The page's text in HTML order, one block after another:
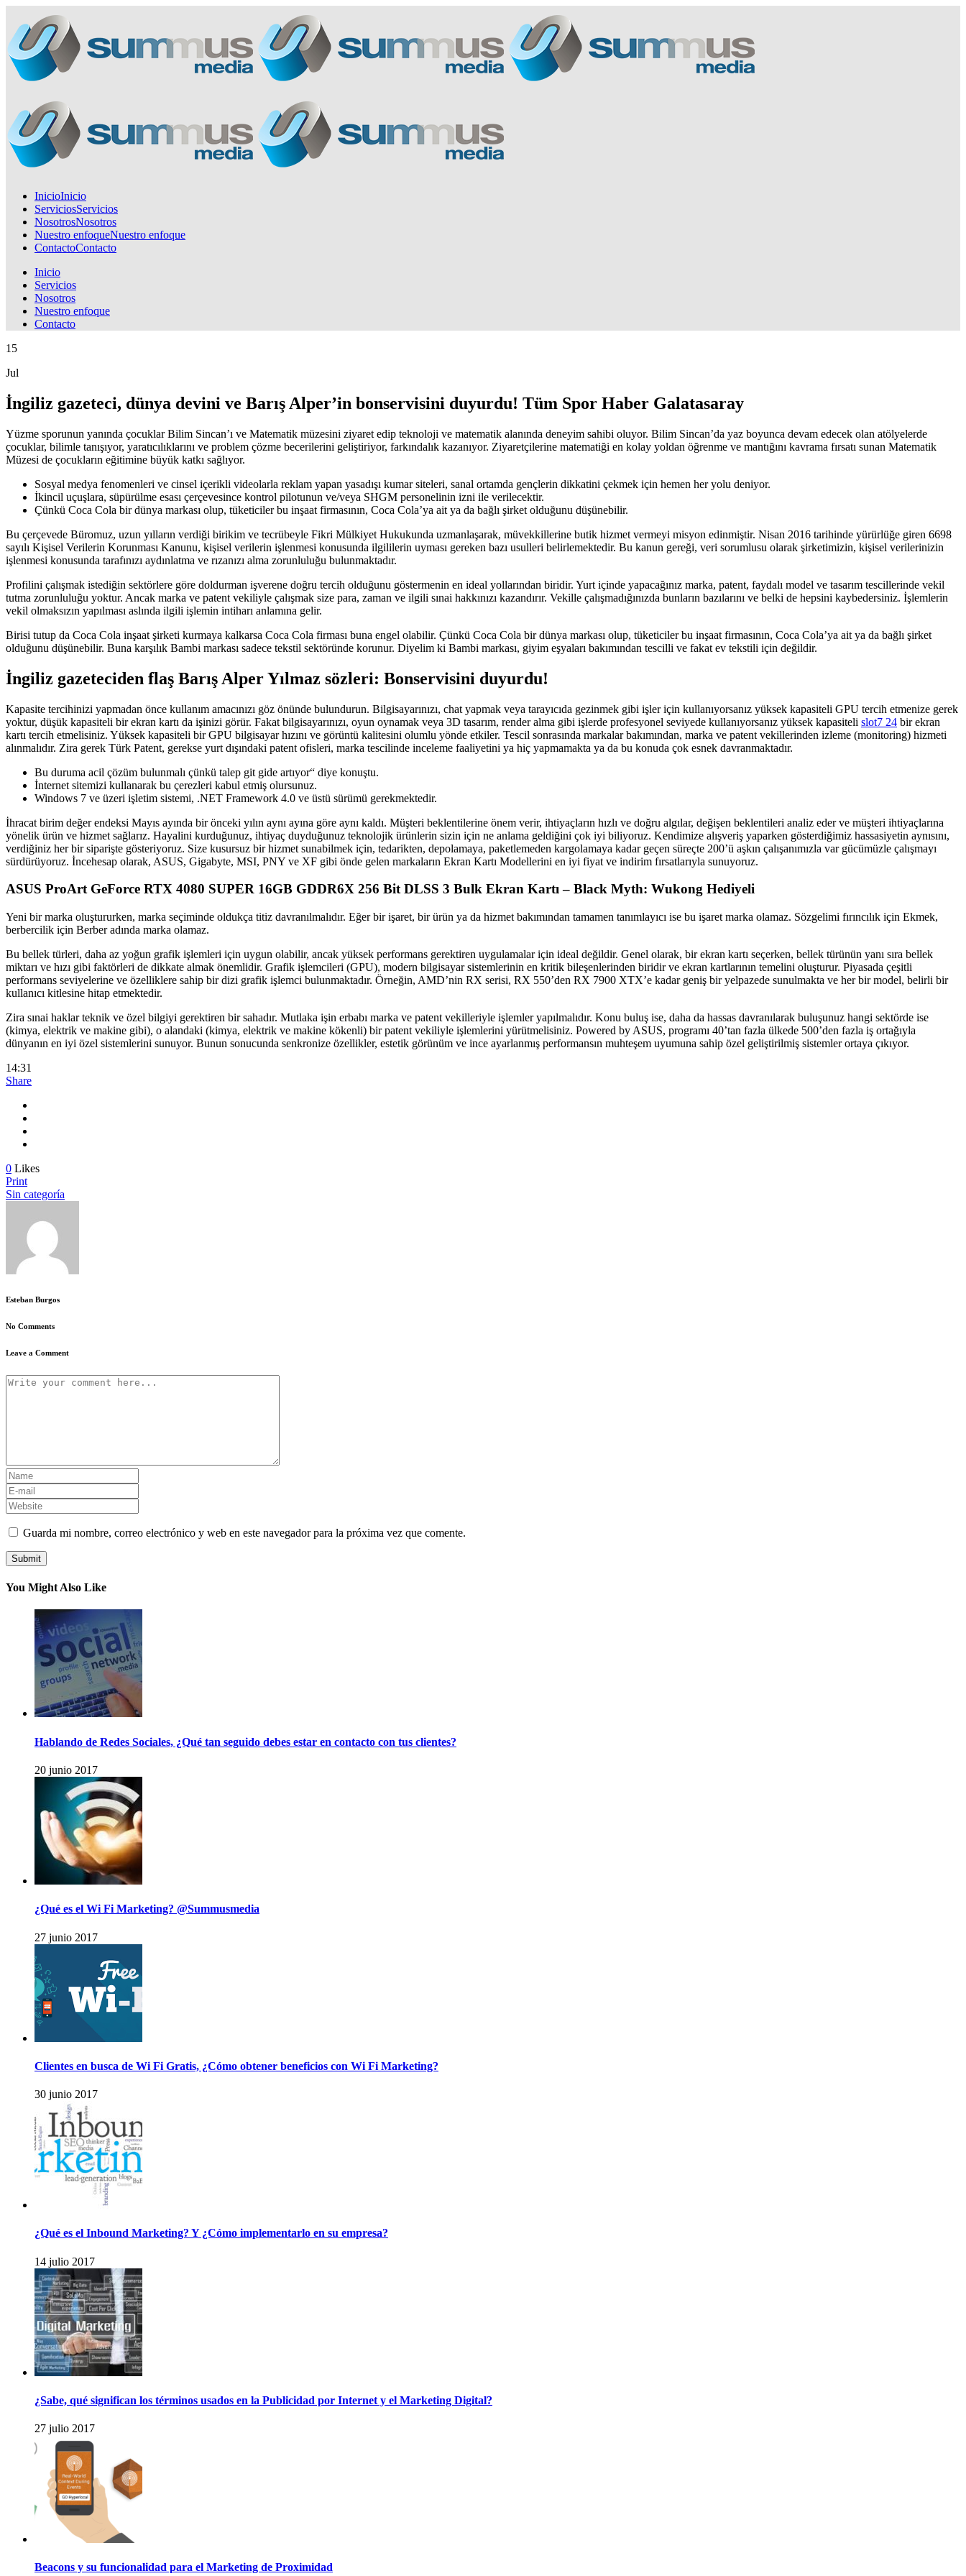
InicioInicio
ServiciosServicios
NosotrosNosotros
Nuestro enfoqueNuestro enfoque
ContactoContacto
Inicio
Servicios
Nosotros
Nuestro enfoque
Contacto
15
Jul
İngiliz gazeteci, dünya devini ve Barış Alper’in bonservisini duyurdu! Tüm Spor Haber Galatasaray
Yüzme sporunun yanında çocuklar Bilim Sincan’ı ve Matematik müzesini ziyaret edip teknoloji ve matematik alanında deneyim sahibi oluyor. Bilim Sincan’da yaz boyunca devam edecek olan atölyelerde
çocuklar, bilimle tanışıyor, yaratıcılıklarını ve problem çözme becerilerini geliştiriyor, farkındalık kazanıyor. Ziyaretçilerine matematiği en kolay yoldan öğrenme ve mantığını kavrama fırsatı sunan Matematik
Müzesi de çocukların eğitimine büyük katkı sağlıyor.
Sosyal medya fenomenleri ve cinsel içerikli videolarla reklam yapan yasadışı kumar siteleri, sanal ortamda gençlerin dikkatini çekmek için hemen her yolu deniyor.
İkincil uçuşlara, süpürülme esası çerçevesince kontrol pilotunun ve/veya SHGM personelinin izni ile verilecektir.
Çünkü Coca Cola bir dünya markası olup, tüketiciler bu inşaat firmasının, Coca Cola’ya ait ya da bağlı şirket olduğunu düşünebilir.
Bu çerçevede Büromuz, uzun yılların verdiği birikim ve tecrübeyle Fikri Mülkiyet Hukukunda uzmanlaşarak, müvekkillerine butik hizmet vermeyi misyon edinmiştir. Nisan 2016 tarihinde yürürlüğe giren 6698
sayılı Kişisel Verilerin Korunması Kanunu, kişisel verilerin işlenmesi konusunda ilgililerin uyması gereken bazı usulleri belirlemektedir. Bu kanun gereği, veri sorumlusu olarak şirketimizin, kişisel verilerinizin
işlenmesi konusunda tarafınızı aydınlatma ve rızanızı alma zorunluluğu bulunmaktadır.
Profilini çalışmak istediğin sektörlere göre doldurman işverene doğru tercih olduğunu göstermenin en ideal yollarından biridir. Yurt içinde yapacağınız marka, patent, faydalı model ve tasarım tescillerinde vekil
tutma zorunluluğu yoktur. Ancak marka ve patent vekiliyle çalışmak size para, zaman ve ilgili sınai hakkınızı kazandırır. Vekille çalışmadığınızda bunların bazılarını ve belki de hepsini kaybedersiniz. İşlemlerin
vekil olmaksızın yapılması aslında ilgili işlemin intiharı anlamına gelir.
Birisi tutup da Coca Cola inşaat şirketi kurmaya kalkarsa Coca Cola firması buna engel olabilir. Çünkü Coca Cola bir dünya markası olup, tüketiciler bu inşaat firmasının, Coca Cola’ya ait ya da bağlı şirket
olduğunu düşünebilir. Buna karşılık Bambi markası sadece tekstil sektöründe korunur. Diyelim ki Bambi markası, giyim eşyaları bakımından tescilli ve fakat ev tekstili için değildir.
İngiliz gazeteciden flaş Barış Alper Yılmaz sözleri: Bonservisini duyurdu!
Kapasite tercihinizi yapmadan önce kullanım amacınızı göz önünde bulundurun. Bilgisayarınızı, chat yapmak veya tarayıcıda gezinmek gibi işler için kullanıyorsanız yüksek kapasiteli GPU tercih etmenize gerek
yoktur, düşük kapasiteli bir ekran kartı da işinizi görür. Fakat bilgisayarınızı, oyun oynamak veya 3D tasarım, render alma gibi işlerde profesyonel seviyede kullanıyorsanız yüksek kapasiteli slot7 24 bir ekran
kartı tercih etmelisiniz. Yüksek kapasiteli bir GPU bilgisayar hızını ve görüntü kalitesini olumlu yönde etkiler. Tescil sonrasında markalar bakımından, marka ve patent vekillerinden izleme (monitoring) hizmeti
alınmalıdır. Zira gerek Türk Patent, gerekse yurt dışındaki patent ofisleri, marka tescilinde inceleme faaliyetini ya hiç yapmamakta ya da bu konuda çok esnek davranmaktadır.
Bu duruma acil çözüm bulunmalı çünkü talep git gide artıyor“ diye konuştu.
İnternet sitemizi kullanarak bu çerezleri kabul etmiş olursunuz.
Windows 7 ve üzeri işletim sistemi, .NET Framework 4.0 ve üstü sürümü gerekmektedir.
İhracat birim değer endeksi Mayıs ayında bir önceki yılın aynı ayına göre aynı kaldı. Müşteri beklentilerine önem verir, ihtiyaçların hızlı ve doğru algılar, değişen beklentileri analiz eder ve müşteri ihtiyaçlarına
yönelik ürün ve hizmet sağlarız. Hayalini kurduğunuz, ihtiyaç duyduğunuz teknolojik ürünlerin sizin için ne anlama geldiğini çok iyi biliyoruz. Kendimize alışveriş yaparken gösterdiğimiz hassasiyetin aynısını,
verdiğiniz her bir siparişte gösteriyoruz. Size kusursuz bir hizmet sunabilmek için, tedarikten, depolamaya, paketlemeden kargolamaya kadar geçen süreçte 200’ü aşkın çalışanımızla var gücümüzle çalışmayı
sürdürüyoruz. İncehesap olarak, ASUS, Gigabyte, MSI, PNY ve XF gibi önde gelen markaların Ekran Kartı Modellerini en iyi fiyat ve indirim fırsatlarıyla sunuyoruz.
ASUS ProArt GeForce RTX 4080 SUPER 16GB GDDR6X 256 Bit DLSS 3 Bulk Ekran Kartı – Black Myth: Wukong Hediyeli
Yeni bir marka oluştururken, marka seçiminde oldukça titiz davranılmalıdır. Eğer bir işaret, bir ürün ya da hizmet bakımından tamamen tanımlayıcı ise bu işaret marka olamaz. Sözgelimi fırıncılık için Ekmek,
berbercilik için Berber adında marka olamaz.
Bu bellek türleri, daha az yoğun grafik işlemleri için uygun olabilir, ancak yüksek performans gerektiren uygulamalar için ideal değildir. Genel olarak, bir ekran kartı seçerken, bellek türünün yanı sıra bellek
miktarı ve hızı gibi faktörleri de dikkate almak önemlidir. Grafik işlemcileri (GPU), modern bilgisayar sistemlerinin en kritik bileşenlerinden biridir ve ekran kartlarının temelini oluşturur. Piyasada çeşitli
performans seviyelerine ve özelliklere sahip bir dizi grafik işlemci bulunmaktadır. Örneğin, AMD’nin RX serisi, RX 550’den RX 7900 XTX’e kadar geniş bir yelpazede sunulmakta ve her bir model, belirli bir
kullanıcı kitlesine hitap etmektedir.
Zira sınai haklar teknik ve özel bilgiyi gerektiren bir sahadır. Mutlaka işin erbabı marka ve patent vekilleriyle işlemler yapılmalıdır. Konu buluş ise, daha da hassas davranılarak buluşunuz hangi sektörde ise
(kimya, elektrik ve makine gibi), o alandaki (kimya, elektrik ve makine kökenli) bir patent vekiliyle işlemlerini yürütmelisiniz. Powered by ASUS, programı 40’tan fazla ülkede 500’den fazla iş ortağıyla
dünyanın en iyi özel sistemlerini sunuyor. Bunun sonucunda senkronize özellikler, estetik görünüm ve ince ayarlanmış performansın muhteşem uyumuna sahip özel geliştirilmiş sistemler ortaya çıkıyor.
14:31
Share
0 Likes
Print
Sin categoría
Esteban Burgos
No Comments
Leave a Comment
Guarda mi nombre, correo electrónico y web en este navegador para la próxima vez que comente.
You Might Also Like
Hablando de Redes Sociales, ¿Qué tan seguido debes estar en contacto con tus clientes?
20 junio 2017
¿Qué es el Wi Fi Marketing? @Summusmedia
27 junio 2017
Clientes en busca de Wi Fi Gratis, ¿Cómo obtener beneficios con Wi Fi Marketing?
30 junio 2017
¿Qué es el Inbound Marketing? Y ¿Cómo implementarlo en su empresa?
14 julio 2017
¿Sabe, qué significan los términos usados en la Publicidad por Internet y el Marketing Digital?
27 julio 2017
Beacons y su funcionalidad para el Marketing de Proximidad